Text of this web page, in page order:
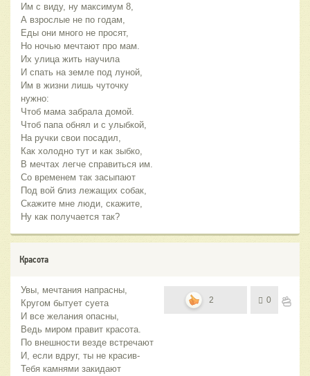
Им с виду, ну максимум 8,
А взрослые не по годам,
Еды они много не просят,
Но ночью мечтают про мам.
Их улица жить научила
И спать на земле под луной,
Им в жизни лишь чуточку
нужно:
Чтоб мама забрала домой.
Чтоб папа обнял и с улыбкой,
На ручки свои посадил,
Как холодно тут и как зыбко,
В мечтах легче справиться им.
Со временем так засыпают
Под вой близ лежащих собак,
Скажите мне люди, скажите,
Ну как получается так?
Красота
Увы, мечтания напрасны,
Кругом бытует суета
И все желания опасны,
Ведь миром правит красота.
По внешности везде встречают
И, если вдруг, ты не красив-
Тебя камнями закидают
2 0